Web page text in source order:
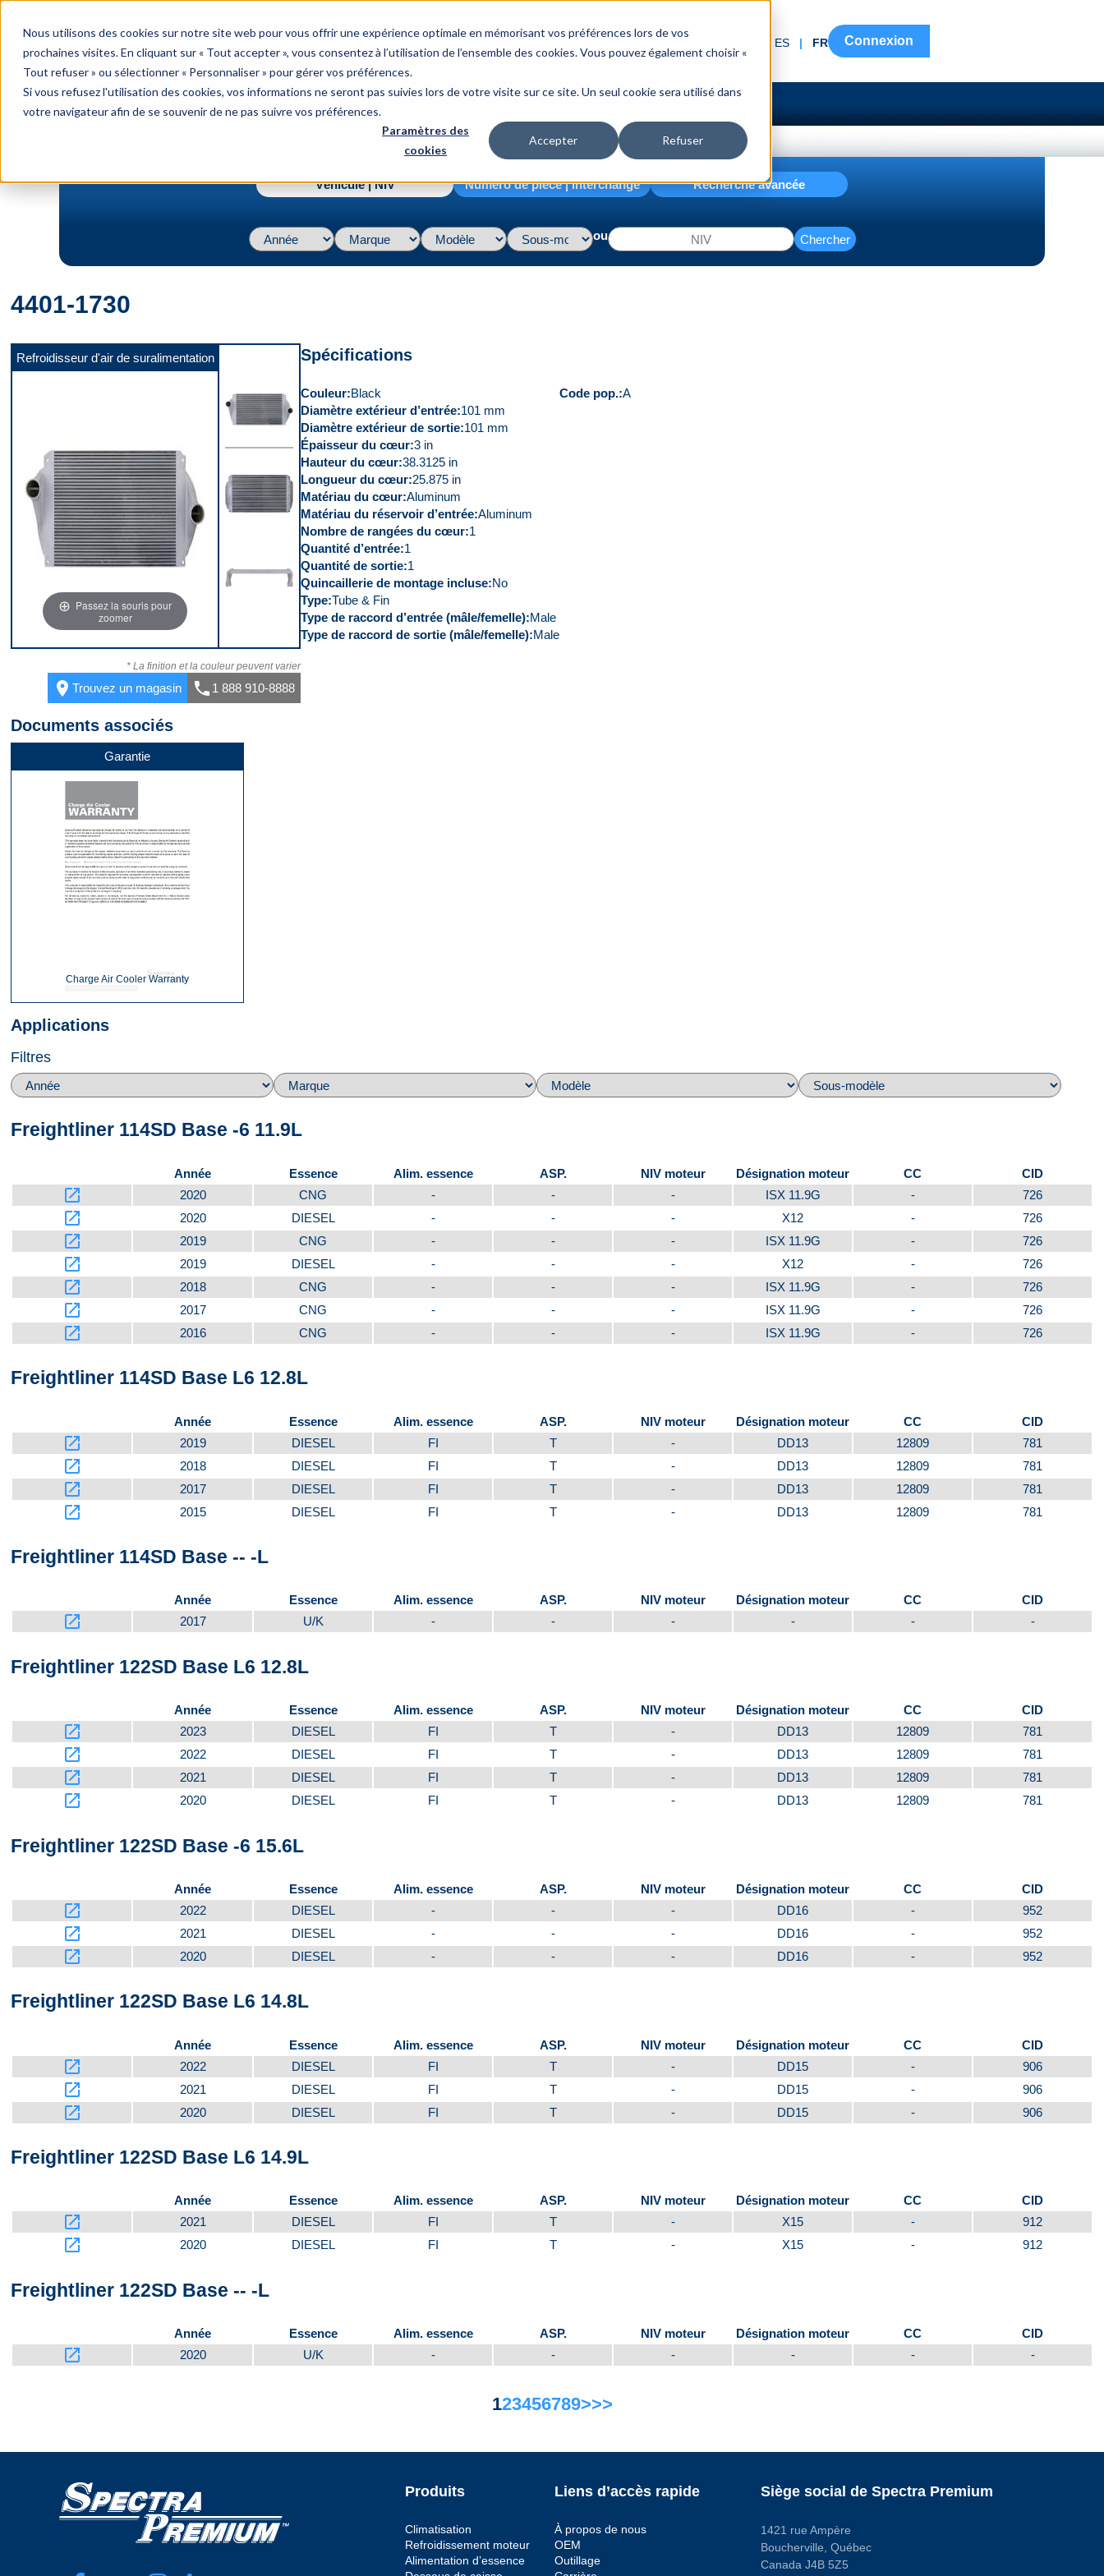
Nous utilisons des cookies sur notre site web pour vous offrir une expérience optimale en mémorisant vos préférences lors de vos
prochaines visites. En cliquant sur « Tout accepter », vous consentez à l’utilisation de l’ensemble des cookies. Vous pouvez également choisir «
Tout refuser » ou sélectionner « Personnaliser » pour gérer vos préférences.
Si vous refusez l'utilisation des cookies, vos informations ne seront pas suivies lors de votre visite sur ce site. Un seul cookie sera utilisé dans
votre navigateur afin de se souvenir de ne pas suivre vos préférences.
Paramètres des
cookies
Accepter Refuser
menu Menu ES | FR Connexion
Véhicule | NIV Numéro de pièce | interchange Recherche avancée
ou Chercher
4401-1730
Refroidisseur d'air de suralimentation
Passez la souris pour
zoomer
Devant
* La finition et la couleur peuvent varier
placeTrouvez un magasin call 1 888 910-8888
Spécifications
Couleur Black
Diamètre extérieur d’entrée 101 mm
Diamètre extérieur de sortie 101 mm
Épaisseur du cœur 3 in
Hauteur du cœur 38.3125 in
Longueur du cœur 25.875 in
Matériau du cœur Aluminum
Matériau du réservoir d’entrée Aluminum
Nombre de rangées du cœur 1
Quantité d’entrée 1
Quantité de sortie 1
Quincaillerie de montage incluse No
Type Tube & Fin
Type de raccord d’entrée (mâle/femelle) Male
Type de raccord de sortie (mâle/femelle) Male
Code pop. A
Documents associés
Garantie
Charge Air Cooler Warranty
Applications
Filtres
Freightliner 114SD Base -6 11.9L
Année Essence Alim. essence ASP. NIV moteur Désignation moteur CC CID
launch 2020 CNG - - - ISX 11.9G - 726
launch 2020 DIESEL - - - X12 - 726
launch 2019 CNG - - - ISX 11.9G - 726
launch 2019 DIESEL - - - X12 - 726
launch 2018 CNG - - - ISX 11.9G - 726
launch 2017 CNG - - - ISX 11.9G - 726
launch 2016 CNG - - - ISX 11.9G - 726
Freightliner 114SD Base L6 12.8L
Année Essence Alim. essence ASP. NIV moteur Désignation moteur CC CID
launch 2019 DIESEL FI T - DD13 12809 781
launch 2018 DIESEL FI T - DD13 12809 781
launch 2017 DIESEL FI T - DD13 12809 781
launch 2015 DIESEL FI T - DD13 12809 781
Freightliner 114SD Base -- -L
Année Essence Alim. essence ASP. NIV moteur Désignation moteur CC CID
launch 2017 U/K - - - - - -
Freightliner 122SD Base L6 12.8L
Année Essence Alim. essence ASP. NIV moteur Désignation moteur CC CID
launch 2023 DIESEL FI T - DD13 12809 781
launch 2022 DIESEL FI T - DD13 12809 781
launch 2021 DIESEL FI T - DD13 12809 781
launch 2020 DIESEL FI T - DD13 12809 781
Freightliner 122SD Base -6 15.6L
Année Essence Alim. essence ASP. NIV moteur Désignation moteur CC CID
launch 2022 DIESEL - - - DD16 - 952
launch 2021 DIESEL - - - DD16 - 952
launch 2020 DIESEL - - - DD16 - 952
Freightliner 122SD Base L6 14.8L
Année Essence Alim. essence ASP. NIV moteur Désignation moteur CC CID
launch 2022 DIESEL FI T - DD15 - 906
launch 2021 DIESEL FI T - DD15 - 906
launch 2020 DIESEL FI T - DD15 - 906
Freightliner 122SD Base L6 14.9L
Année Essence Alim. essence ASP. NIV moteur Désignation moteur CC CID
launch 2021 DIESEL FI T - X15 - 912
launch 2020 DIESEL FI T - X15 - 912
Freightliner 122SD Base -- -L
Année Essence Alim. essence ASP. NIV moteur Désignation moteur CC CID
launch 2020 U/K - - - - - -
123456789>>>
Produits
Climatisation
Refroidissement moteur
Alimentation d’essence
Liens d’accès rapide
À propos de nous
OEM
Outillage
Siège social de Spectra Premium
1421 rue Ampère
Boucherville, Québec
Canada J4B 5Z5